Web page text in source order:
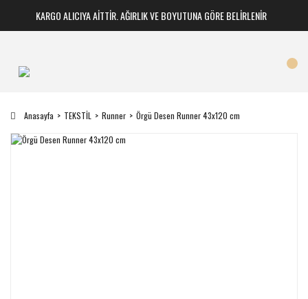
KARGO ALICIYA AİTTİR. AĞIRLIK VE BOYUTUNA GÖRE BELİRLENİR
Anasayfa TEKSTİL Runner Örgü Desen Runner 43x120 cm